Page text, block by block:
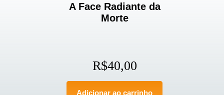
A Face Radiante da
Morte
R$40,00
Adicionar ao carrinho